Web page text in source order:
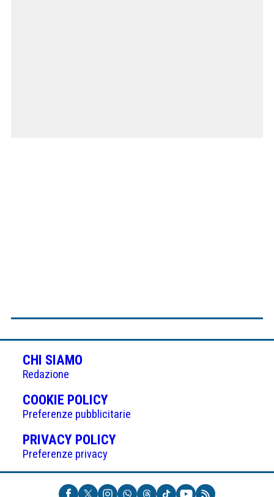
CHI SIAMO
Redazione
COOKIE POLICY(APRE
IN
UNA
NUOVA
Preferenze pubblicitarie
PRIVACY POLICY(APRE
UNA
NUOVA
Preferenze privacy